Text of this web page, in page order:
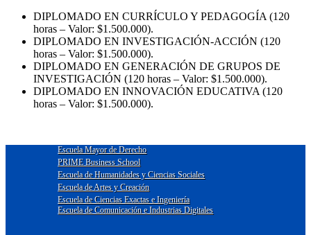
DIPLOMADO EN CURRÍCULO Y PEDAGOGÍA (120
horas – Valor: $1.500.000).
DIPLOMADO EN INVESTIGACIÓN-ACCIÓN (120
horas – Valor: $1.500.000).
DIPLOMADO EN GENERACIÓN DE GRUPOS DE
INVESTIGACIÓN (120 horas – Valor: $1.500.000).
DIPLOMADO EN INNOVACIÓN EDUCATIVA (120
horas – Valor: $1.500.000).
Escuela Mayor de Derecho
PRIME Business School
Escuela de Humanidades y Ciencias Sociales
Escuela de Artes y Creación
Escuela de Ciencias Exactas e Ingeniería
Escuela de Comunicación e Industrias Digitales